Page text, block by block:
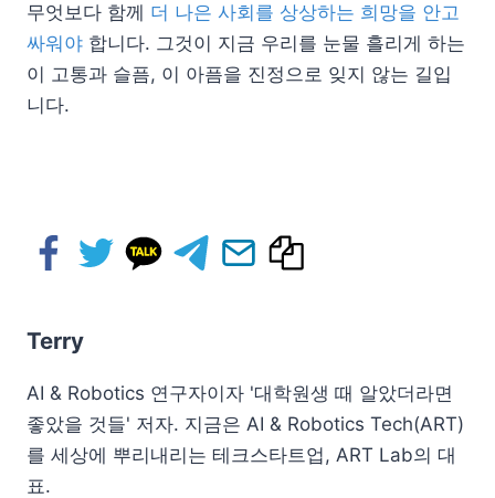
무엇보다 함께 더 나은 사회를 상상하는 희망을 안고
싸워야 합니다. 그것이 지금 우리를 눈물 흘리게 하는
이 고통과 슬픔, 이 아픔을 진정으로 잊지 않는 길입
니다.
Terry
AI & Robotics 연구자이자 '대학원생 때 알았더라면
좋았을 것들' 저자. 지금은 AI & Robotics Tech(ART)
를 세상에 뿌리내리는 테크스타트업, ART Lab의 대
표.